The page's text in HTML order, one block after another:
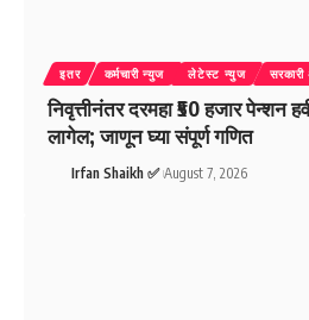
इतर कर्मचारी न्युज लेटेस्ट न्युज
निवृत्तीनंतर दरमहा ₹50 हजार पेन्शन
लागेल; जाणून घ्या संपूर्ण गणित
Irfan Shaikh ✅ August 7, 2026